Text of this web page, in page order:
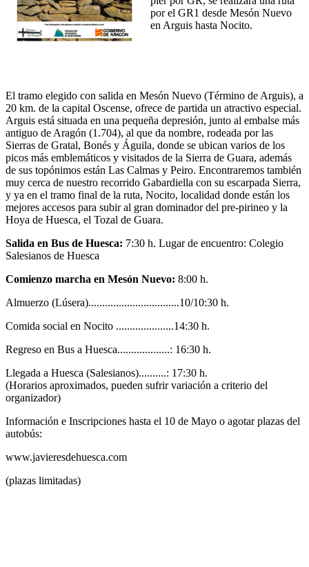
por el GR1 desde Mesón Nuevo
en Arguis hasta Nocito.
El tramo elegido con salida en Mesón Nuevo (Término de Arguis), a
20 km. de la capital Oscense, ofrece de partida un atractivo especial.
Arguis está situada en una pequeña depresión, junto al embalse más
antiguo de Aragón (1.704), al que da nombre, rodeada por las
Sierras de Gratal, Bonés y Águila, donde se ubican varios de los
picos más emblemáticos y visitados de la Sierra de Guara, además
de sus topónimos están Las Calmas y Peiro. Encontraremos también
muy cerca de nuestro recorrido Gabardiella con su escarpada Sierra,
y ya en el tramo final de la ruta, Nocito, localidad donde están los
mejores accesos para subir al gran dominador del pre-pirineo y la
Hoya de Huesca, el Tozal de Guara.
Salida en Bus de Huesca: 7:30 h. Lugar de encuentro: Colegio
Salesianos de Huesca
Comienzo marcha en Mesón Nuevo: 8:00 h.
Almuerzo (Lúsera).................................10/10:30 h.
Comida social en Nocito .....................14:30 h.
Regreso en Bus a Huesca...................: 16:30 h.
Llegada a Huesca (Salesianos)..........: 17:30 h.
(Horarios aproximados, pueden sufrir variación a criterio del
organizador)
Información e Inscripciones hasta el 10 de Mayo o agotar plazas del
autobús:
www.javieresdehuesca.com
(plazas limitadas)